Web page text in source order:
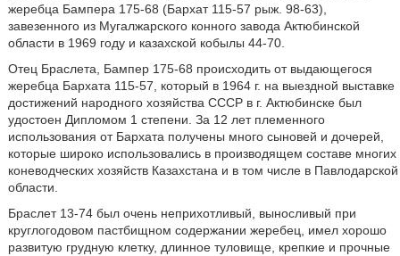
жеребца Бампера 175-68 (Бархат 115-57 рыж. 98-63),
завезенного из Мугалжарского конного завода Актюбинской
области в 1969 году и казахской кобылы 44-70.
Отец Браслета, Бампер 175-68 происходить от выдающегося
жеребца Бархата 115-57, который в 1964 г. на выездной выставке
достижений народного хозяйства СССР в г. Актюбинске был
удостоен Дипломом 1 степени. За 12 лет племенного
использования от Бархата получены много сыновей и дочерей,
которые широко использовались в производящем составе многих
коневодческих хозяйств Казахстана и в том числе в Павлодарской
области.
Браслет 13-74 был очень неприхотливый, выносливый при
круглогодовом пастбищном содержании жеребец, имел хорошо
развитую грудную клетку, длинное туловище, крепкие и прочные